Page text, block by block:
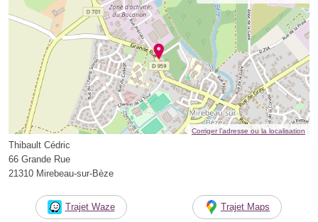
Corriger l’adresse ou la localisation
Thibault Cédric
66 Grande Rue
21310 Mirebeau-sur-Bèze
Trajet Waze Trajet Maps